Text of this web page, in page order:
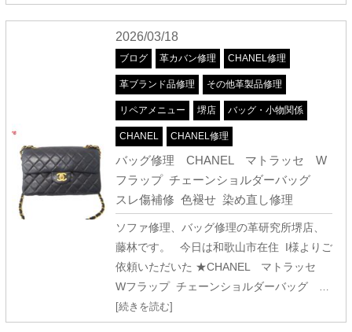
2026/03/18
ブログ 革カバン修理 CHANEL修理
革ブランド品修理 その他革製品修理
リペアメニュー 堺店 バッグ・小物関係
CHANEL CHANEL修理
バッグ修理 CHANEL マトラッセ W
フラップ チェーンショルダーバッグ
スレ傷補修 色褪せ 染め直し修理
ソファ修理、バッグ修理の革研究所堺店、
藤林です。 今日は和歌山市在住 I様よりご
依頼いただいた ★CHANEL マトラッセ
Wフラップ チェーンショルダーバッグ …
[続きを読む]